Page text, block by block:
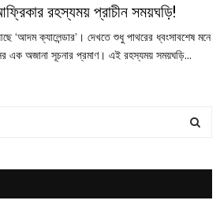
রহস্যময় প্রাচীন সময়ঘড়ি!
‘আদম ক্যালেন্ডার’। দেখতে শুধু পাথরের ধ্বংসাবশেষ মনে
এক অজানা সূচনার প্রমাণ। এই রহস্যময় সময়ঘড়ি...